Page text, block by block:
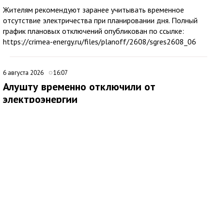
Жителям рекомендуют заранее учитывать временное
отсутствие электричества при планировании дня. Полный
график плановых отключений опубликован по ссылке:
https://crimea-energy.ru/files/planoff/2608/sgres2608_06
6 августа 2026 16:07
Алушту временно отключили от
электроэнергии